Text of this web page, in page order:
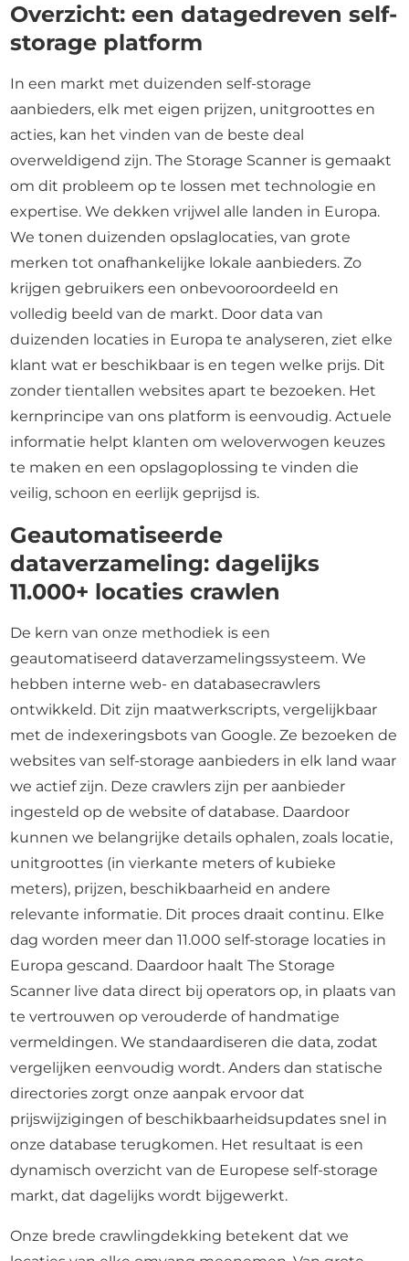
Overzicht: een datagedreven self-
storage platform
In een markt met duizenden self-storage
aanbieders, elk met eigen prijzen, unitgroottes en
acties, kan het vinden van de beste deal
overweldigend zijn. The Storage Scanner is gemaakt
om dit probleem op te lossen met technologie en
expertise. We dekken vrijwel alle landen in Europa.
We tonen duizenden opslaglocaties, van grote
merken tot onafhankelijke lokale aanbieders. Zo
krijgen gebruikers een onbevooroordeeld en
volledig beeld van de markt. Door data van
duizenden locaties in Europa te analyseren, ziet elke
klant wat er beschikbaar is en tegen welke prijs. Dit
zonder tientallen websites apart te bezoeken. Het
kernprincipe van ons platform is eenvoudig. Actuele
informatie helpt klanten om weloverwogen keuzes
te maken en een opslagoplossing te vinden die
veilig, schoon en eerlijk geprijsd is.
Geautomatiseerde
dataverzameling: dagelijks
11.000+ locaties crawlen
De kern van onze methodiek is een
geautomatiseerd dataverzamelingssysteem. We
hebben interne web- en databasecrawlers
ontwikkeld. Dit zijn maatwerkscripts, vergelijkbaar
met de indexeringsbots van Google. Ze bezoeken de
websites van self-storage aanbieders in elk land waar
we actief zijn. Deze crawlers zijn per aanbieder
ingesteld op de website of database. Daardoor
kunnen we belangrijke details ophalen, zoals locatie,
unitgroottes (in vierkante meters of kubieke
meters), prijzen, beschikbaarheid en andere
relevante informatie. Dit proces draait continu. Elke
dag worden meer dan 11.000 self-storage locaties in
Europa gescand. Daardoor haalt The Storage
Scanner live data direct bij operators op, in plaats van
te vertrouwen op verouderde of handmatige
vermeldingen. We standaardiseren die data, zodat
vergelijken eenvoudig wordt. Anders dan statische
directories zorgt onze aanpak ervoor dat
prijswijzigingen of beschikbaarheidsupdates snel in
onze database terugkomen. Het resultaat is een
dynamisch overzicht van de Europese self-storage
markt, dat dagelijks wordt bijgewerkt.
Onze brede crawlingdekking betekent dat we